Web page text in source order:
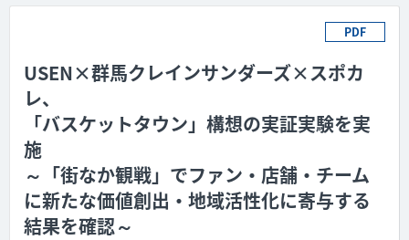
PDF
USEN×群馬クレインサンダーズ×スポカ
レ、
「バスケットタウン」構想の実証実験を実
施
～「街なか観戦」でファン・店舗・チーム
に新たな価値創出・地域活性化に寄与する
結果を確認～